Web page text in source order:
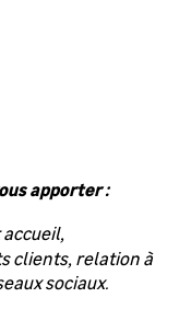
apporter :
clients, relation à
sociaux.